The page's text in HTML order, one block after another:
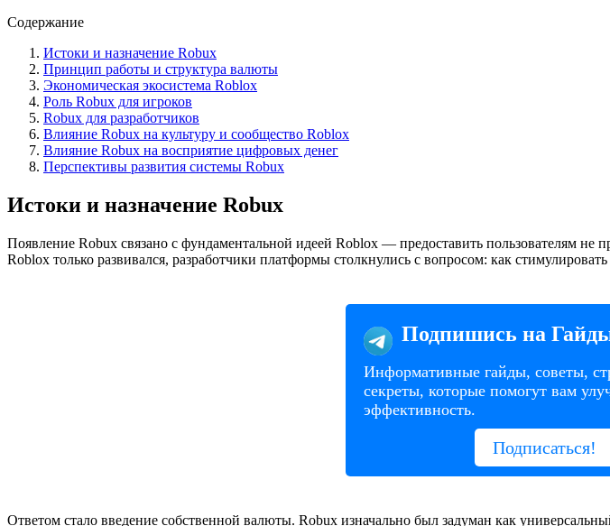
Содержание
Истоки и назначение Robux
Принцип работы и структура валюты
Экономическая экосистема Roblox
Роль Robux для игроков
Robux для разработчиков
Влияние Robux на культуру и сообщество Roblox
Влияние Robux на восприятие цифровых денег
Перспективы развития системы Robux
Истоки и назначение Robux
Появление Robux связано с фундаментальной идеей Roblox — предоставить пользователям не
Roblox только развивался, разработчики платформы столкнулись с вопросом: как
Подпишись на
Информативные гайды, советы,
секреты, которые помогут вам
эффективность.
Подписаться!
Ответом стало введение собственной валюты. Robux изначально был задуман как